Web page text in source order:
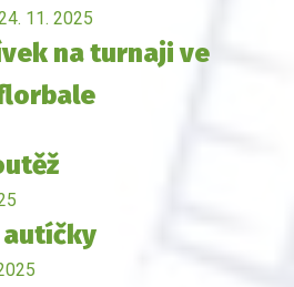
11. 2025
na turnaji ve
autíčky